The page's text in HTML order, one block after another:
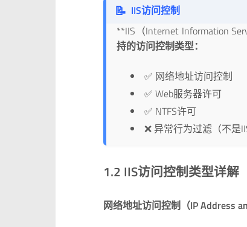
📝 IIS访问控制
**IIS（Internet Information
持的访问控制类型：
✅ 网络地址访问控制
✅ Web服务器许可
✅ NTFS许可
❌ 异常行为过滤（不是
1.2 IIS访问控制类型详解
网络地址访问控制（IP Address